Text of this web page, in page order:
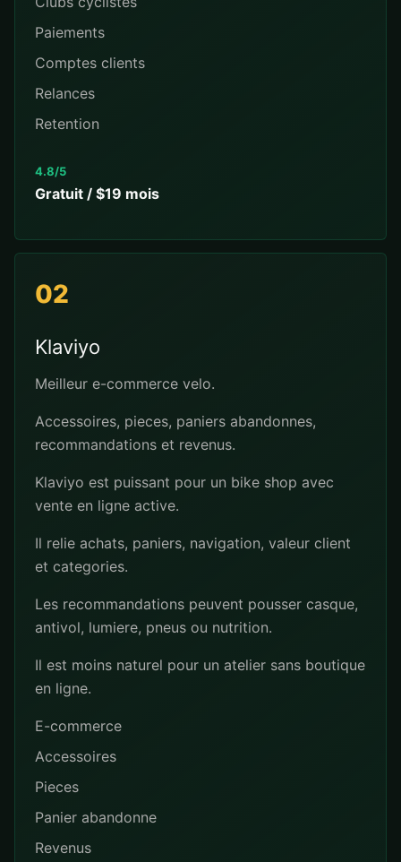
Paiements
Comptes clients
Relances
Retention
4.8/5
Gratuit / $19 mois
02
Klaviyo
Meilleur e-commerce velo.
Accessoires, pieces, paniers abandonnes,
recommandations et revenus.
Klaviyo est puissant pour un bike shop avec
vente en ligne active.
Il relie achats, paniers, navigation, valeur client
et categories.
Les recommandations peuvent pousser casque,
antivol, lumiere, pneus ou nutrition.
Il est moins naturel pour un atelier sans boutique
en ligne.
E-commerce
Accessoires
Pieces
Panier abandonne
Revenus